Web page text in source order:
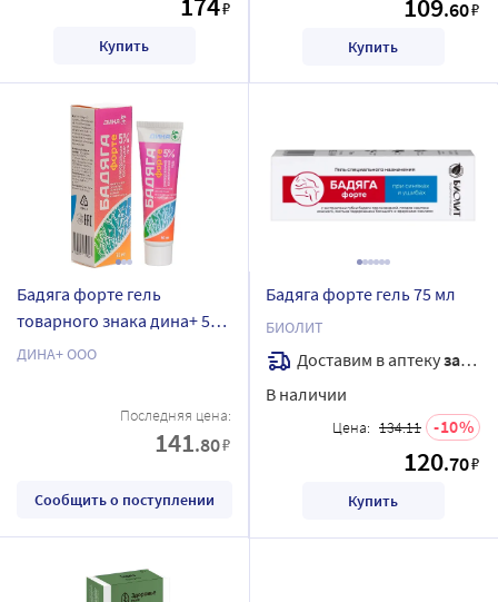
₽
Купить
.60₽
Купить
Бадяга форте гель
товарного знака дина+ 50
мл
ДИНА+ ООО
Последняя цена:
141.80₽
Сообщить о поступлении
Бадяга форте гель 75 мл
БИОЛИТ
Доставим в аптекузавтра
В наличии
Цена: 134.11 10
120.70₽
Купить